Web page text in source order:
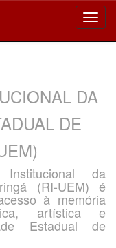
DA
DE
da
(RI-UEM) é
à memória
artística e
Estadual de